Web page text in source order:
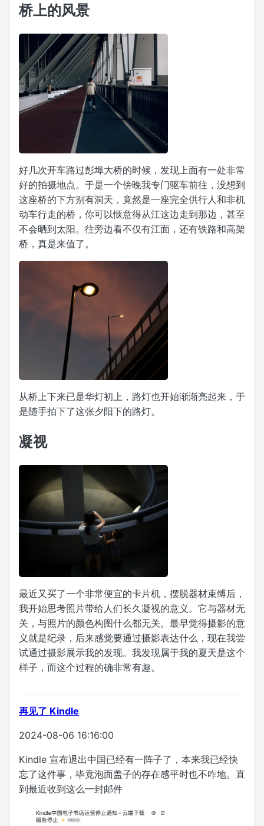
桥上的风景
好几次开车路过彭埠大桥的时候，发现上面有一处非常
好的拍摄地点。于是一个傍晚我专门驱车前往，没想到
这座桥的下方别有洞天，竟然是一座完全供行人和非机
动车行走的桥，你可以惬意得从江这边走到那边，甚至
不会晒到太阳。往旁边看不仅有江面，还有铁路和高架
桥，真是来值了。
从桥上下来已是华灯初上，路灯也开始渐渐亮起来，于
是随手拍下了这张夕阳下的路灯。
凝视
最近又买了一个非常便宜的卡片机，摆脱器材束缚后，
我开始思考照片带给人们长久凝视的意义。它与器材无
关，与照片的颜色构图什么都无关。最早觉得摄影的意
义就是纪录，后来感觉要通过摄影表达什么，现在我尝
试通过摄影展示我的发现。我发现属于我的夏天是这个
样子，而这个过程的确非常有趣。
再见了 Kindle
2024-08-06 16:16:00
Kindle 宣布退出中国已经有一阵子了，本来我已经快
忘了这件事，毕竟泡面盖子的存在感平时也不咋地。直
到最近收到这么一封邮件